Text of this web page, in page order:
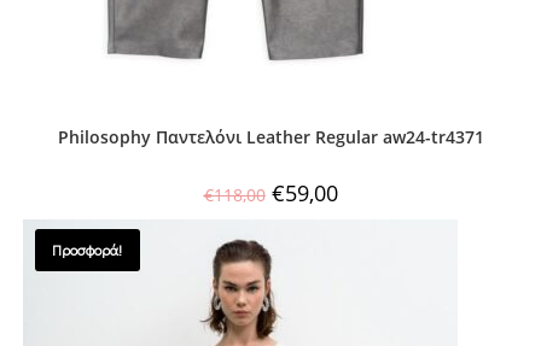
Philosophy Παντελόνι Leather Regular aw24-tr4371
€118,00 €59,00
SALES !
Προσφορά!